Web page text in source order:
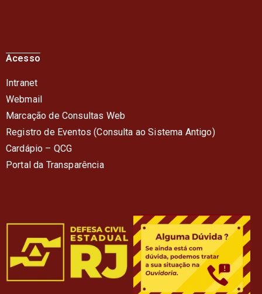
Acesso
Intranet
Webmail
Marcação de Consultas Web
Registro de Eventos (Consulta ao Sistema Antigo)
Cardápio – QCG
Portal da Transparência